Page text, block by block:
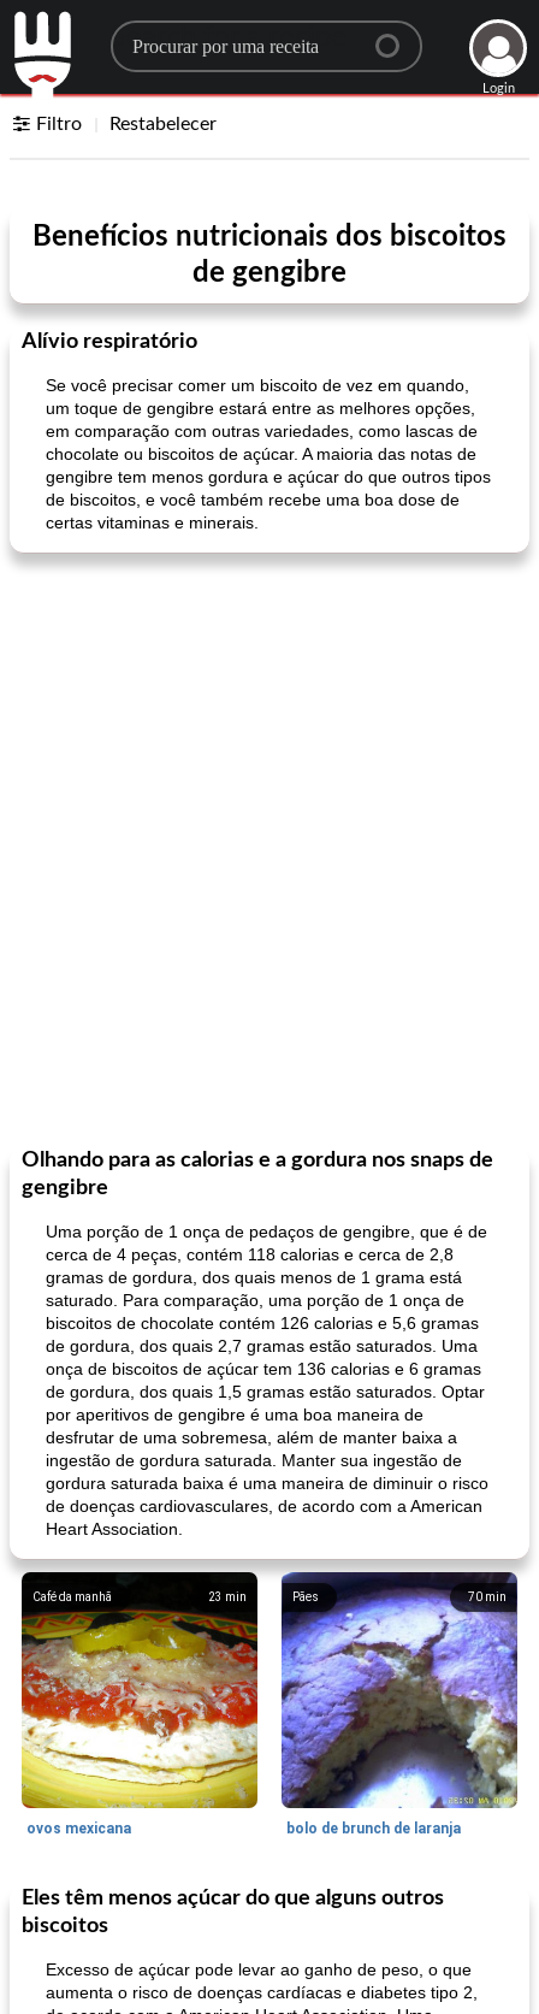
Search for a recipe
Login
Filtro Restabelecer
Benefícios nutricionais dos biscoitos
de gengibre
Alívio respiratório
Se você precisar comer um biscoito de vez em quando,
um toque de gengibre estará entre as melhores opções,
em comparação com outras variedades, como lascas de
chocolate ou biscoitos de açúcar. A maioria das notas de
gengibre tem menos gordura e açúcar do que outros tipos
de biscoitos, e você também recebe uma boa dose de
certas vitaminas e minerais.
Olhando para as calorias e a gordura nos snaps de
gengibre
Uma porção de 1 onça de pedaços de gengibre, que é de
cerca de 4 peças, contém 118 calorias e cerca de 2,8
gramas de gordura, dos quais menos de 1 grama está
saturado. Para comparação, uma porção de 1 onça de
biscoitos de chocolate contém 126 calorias e 5,6 gramas
de gordura, dos quais 2,7 gramas estão saturados. Uma
onça de biscoitos de açúcar tem 136 calorias e 6 gramas
de gordura, dos quais 1,5 gramas estão saturados. Optar
por aperitivos de gengibre é uma boa maneira de
desfrutar de uma sobremesa, além de manter baixa a
ingestão de gordura saturada. Manter sua ingestão de
gordura saturada baixa é uma maneira de diminuir o risco
de doenças cardiovasculares, de acordo com a American
Heart Association.
23 min
Café da manhã
ovos mexicana
70 min
Pães
bolo de brunch de laranja
130min
Pães De Fermento Vegetal
Eles têm menos açúcar do que alguns outros
biscoitos
Excesso de açúcar pode levar ao ganho de peso, o que
aumenta o risco de doenças cardíacas e diabetes tipo 2,